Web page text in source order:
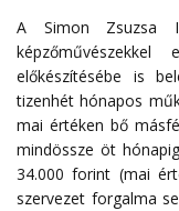
A Simon Zsuzsa
képzőművészekkel
előkészítésébe is
tizenhét hónapos
mai értéken bő
mindössze öt
34.000 forint (mai
szervezet forgalma